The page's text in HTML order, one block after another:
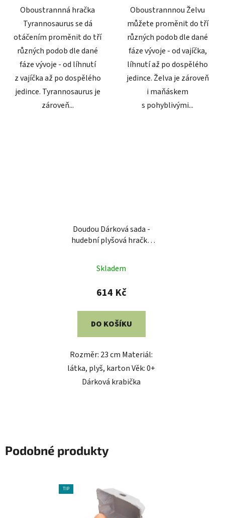
hvězdiček.
Oboustrannná hračka
Tyrannosaurus se dá
otáčením proměnit do tří
různých podob dle dané
fáze vývoje - od líhnutí
z vajíčka až po dospělého
jedince. Tyrannosaurus je
zároveň...
Oboustrannnou Želvu
můžete proměnit do tří
různých podob dle dané
fáze vývoje - od vajíčka,
líhnutí až po dospělého
jedince. Želva je zároveň
i maňáskem
s pohyblivými...
Doudou Dárková sada -
hudební plyšová hračka
Skladem
614 Kč
DO KOŠÍKU
Rozměr: 23 cm Materiál:
látka, plyš, karton Věk: 0+
Dárková krabička
Podobné produkty
TIP